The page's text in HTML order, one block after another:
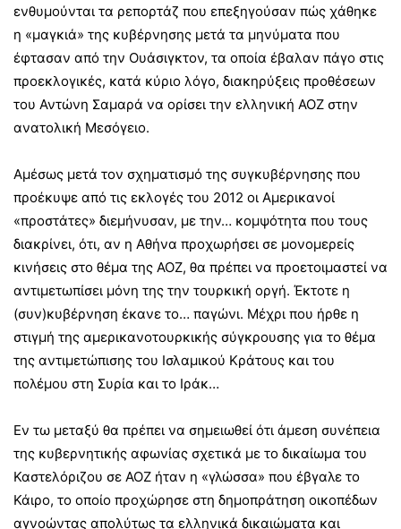
ενθυμούνται τα ρεπορτάζ που επεξηγούσαν πώς χάθηκε
η «μαγκιά» της κυβέρνησης μετά τα μηνύματα που
έφτασαν από την Ουάσιγκτον, τα οποία έβαλαν πάγο στις
προεκλογικές, κατά κύριο λόγο, διακηρύξεις προθέσεων
του Αντώνη Σαμαρά να ορίσει την ελληνική ΑΟΖ στην
ανατολική Μεσόγειο.
Αμέσως μετά τον σχηματισμό της συγκυβέρνησης που
προέκυψε από τις εκλογές του 2012 οι Αμερικανοί
«προστάτες» διεμήνυσαν, με την… κομψότητα που τους
διακρίνει, ότι, αν η Αθήνα προχωρήσει σε μονομερείς
κινήσεις στο θέμα της ΑΟΖ, θα πρέπει να προετοιμαστεί να
αντιμετωπίσει μόνη της την τουρκική οργή. Έκτοτε η
(συν)κυβέρνηση έκανε το… παγώνι. Μέχρι που ήρθε η
στιγμή της αμερικανοτουρκικής σύγκρουσης για το θέμα
της αντιμετώπισης του Ισλαμικού Κράτους και του
πολέμου στη Συρία και το Ιράκ…
Εν τω μεταξύ θα πρέπει να σημειωθεί ότι άμεση συνέπεια
της κυβερνητικής αφωνίας σχετικά με το δικαίωμα του
Καστελόριζου σε ΑΟΖ ήταν η «γλώσσα» που έβγαλε το
Κάιρο, το οποίο προχώρησε στη δημοπράτηση οικοπέδων
αγνοώντας απολύτως τα ελληνικά δικαιώματα και